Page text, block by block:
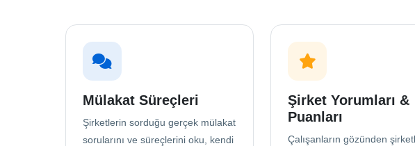
Mülakat Süreçleri
Şirketlerin sorduğu gerçek mülakat
sorularını ve süreçlerini oku, kendi
Şirket Yorumları &
Puanları
Çalışanların gözünden